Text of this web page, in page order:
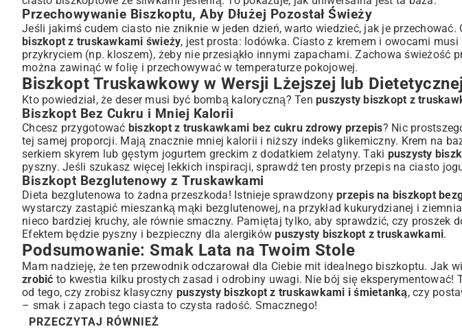
Przechowywanie Biszkoptu, Aby Dłużej Pozostał Świeży
Jeśli jakimś cudem ciasto nie zniknie w jeden dzień, warto wiedzieć, jak je przechować.
biszkopt z truskawkami świeży, jest prosta: lodówka. Ciasto z kremem i owocami
przykryciem (np. kloszem), żeby nie przesiąkło innymi zapachami. Zachowa świeżość
można zawinąć w folię i przechowywać w temperaturze pokojowej.
Biszkopt Truskawkowy w Wersji Lżejszej lub Dietetycznej
Kto powiedział, że deser musi być bombą kaloryczną? Ten puszysty biszkopt z
Biszkopt Bez Cukru i Mniej Kalorii
Chcesz przygotować biszkopt z truskawkami bez cukru zdrowy przepis? Nic
tej samej proporcji. Mają znacznie mniej kalorii i niższy indeks glikemiczny. Krem na
serkiem skyrem lub gęstym jogurtem greckim z dodatkiem żelatyny. Taki puszysty
pyszny. Jeśli szukasz więcej lekkich inspiracji, sprawdź ten prosty przepis na ciasto
Biszkopt Bezglutenowy z Truskawkami
Dieta bezglutenowa to żadna przeszkoda! Istnieje sprawdzony przepis na biszkopt
wystarczy zastąpić mieszanką mąki bezglutenowej, na przykład kukurydzianej i
nieco bardziej kruchy, ale równie smaczny. Pamiętaj tylko, aby sprawdzić, czy proszek
Efektem będzie pyszny i bezpieczny dla alergikówpuszysty biszkopt z truskawkami.
Podsumowanie: Smak Lata na Twoim Stole
Mam nadzieję, że ten przewodnik odczarował dla Ciebie mit idealnego biszkoptu. Jak
zrobić to kwestia kilku prostych zasad i odrobiny uwagi. Nie bój się eksperymentować!
od tego, czy zrobisz klasyczny puszysty biszkopt z truskawkami i śmietanką, czy
– smak i zapach tego ciasta to czysta radość. Smacznego!
PRZECZYTAJ RÓWNIEŻ